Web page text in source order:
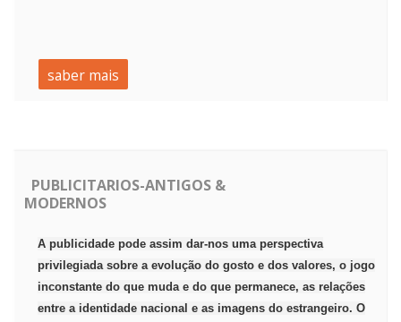
saber mais
PUBLICITARIOS-ANTIGOS &
MODERNOS
A publicidade pode assim dar-nos uma perspectiva
privilegiada sobre a evolução do gosto e dos valores, o jogo
inconstante do que muda e do que permanece, as relações
entre a identidade nacional e as imagens do estrangeiro. O